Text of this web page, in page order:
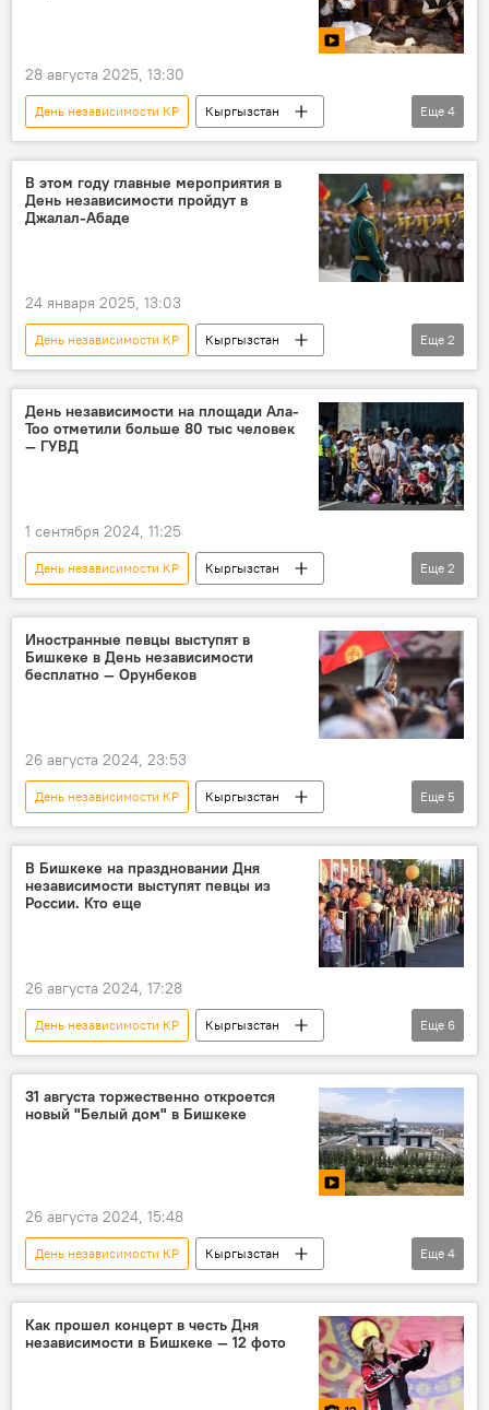
28 августа 2025, 13:30
День независимости КР
Кыргызстан
праздник
песня
Игорь Воронцов
Еще 4
В этом году главные мероприятия в
День независимости пройдут в
Джалал-Абаде
24 января 2025, 13:03
День независимости КР
Кыргызстан
Джалал-Абадская область
праздник
Еще 2
День независимости на площади Ала-
Тоо отметили больше 80 тыс человек
— ГУВД
1 сентября 2024, 11:25
День независимости КР
Кыргызстан
площадь Ала-Тоо
Бишкек
Еще 2
Иностранные певцы выступят в
Бишкеке в День независимости
бесплатно — Орунбеков
26 августа 2024, 23:53
День независимости КР
Кыргызстан
Бишкек
концерт
певец
певица
Дайырбек Орунбеков
Еще 5
В Бишкеке на праздновании Дня
независимости выступят певцы из
России. Кто еще
26 августа 2024, 17:28
День независимости КР
Кыргызстан
Бишкек
Россия
концерт
певец
певица площадь Ала-Тоо
Еще 6
31 августа торжественно откроется
новый "Белый дом" в Бишкеке
26 августа 2024, 15:48
День независимости КР
Кыргызстан
Белый дом
открытие
Бишкек
видео
Еще 4
Как прошел концерт в честь Дня
независимости в Бишкеке — 12 фото